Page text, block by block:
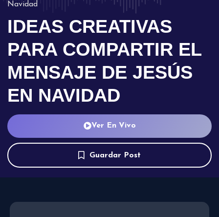
Navidad
IDEAS CREATIVAS
PARA COMPARTIR EL
MENSAJE DE JESÚS
EN NAVIDAD
Ver En Vivo
Guardar Post